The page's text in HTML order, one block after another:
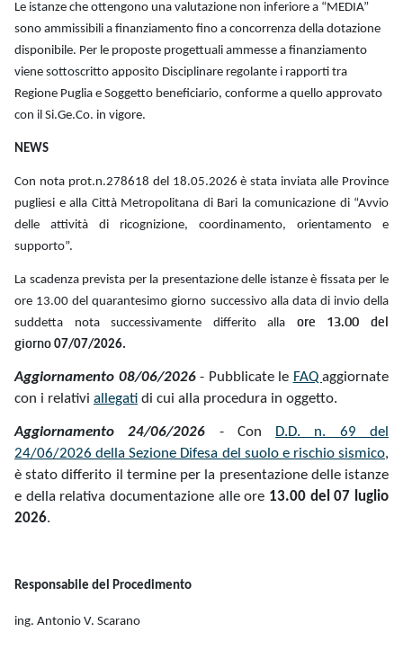
Le istanze che ottengono una valutazione non inferiore a “MEDIA”
sono ammissibili a finanziamento fino a concorrenza della dotazione
disponibile. Per le proposte progettuali ammesse a finanziamento
viene sottoscritto apposito Disciplinare regolante i rapporti tra
Regione Puglia e Soggetto beneficiario, conforme a quello approvato
con il Si.Ge.Co. in vigore.
NEWS
Con nota prot.n.278618 del 18.05.2026 è stata inviata alle Province
pugliesi e alla Città Metropolitana di Bari la comunicazione di “Avvio
delle attività di ricognizione, coordinamento, orientamento e
supporto”.
La scadenza prevista per la presentazione delle istanze è fissata per le
ore 13.00 del quarantesimo giorno successivo alla data di invio della
suddetta nota successivamente differito alla ore 13.00 del
giorno 07/07/2026.
Aggiornamento 08/06/2026- Pubblicate le FAQ aggiornate
con i relativi allegati di cui alla procedura in oggetto.
Aggiornamento 24/06/2026 - Con
D.D. n. 69 del
24/06/2026 della Sezione Difesa del suolo e rischio sismico,
è stato differito il termine per la presentazione delle istanze
e della relativa documentazione alle ore 13.00 del 07 luglio
2026.
Responsabile del Procedimento
ing. Antonio V. Scarano